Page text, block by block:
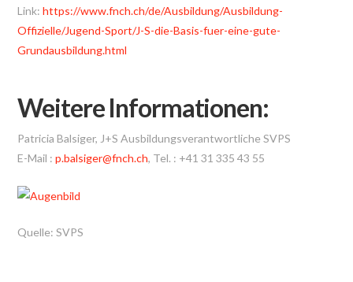
Link:https://www.fnch.ch/de/Ausbildung/Ausbildung-
Offizielle/Jugend-Sport/J-S-die-Basis-fuer-eine-gute-
Grundausbildung.html
Weitere Informationen:
Patricia Balsiger, J+S Ausbildungsverantwortliche SVPS
E-Mail :p.balsiger@fnch.ch, Tel. : +41 31 335 43 55
Quelle: SVPS